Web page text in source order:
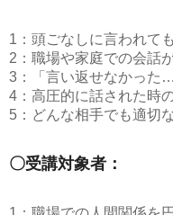
1：頭ごなしに言われて
2：職場や家庭での会話
3：「言い返せなかった
4：高圧的に話された時
5：どんな相手でも適切
〇受講対象者：